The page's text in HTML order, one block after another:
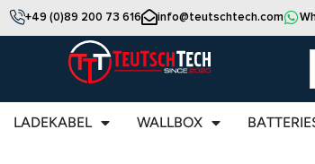
+49 (0)89 200 73 616 info@teutschtech.com
LADEKABEL WALLBOX